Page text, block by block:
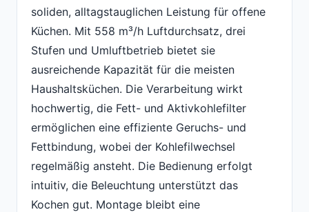
soliden, alltagstauglichen Leistung für offene
Küchen. Mit 558 m³/h Luftdurchsatz, drei
Stufen und Umluftbetrieb bietet sie
ausreichende Kapazität für die meisten
Haushaltsküchen. Die Verarbeitung wirkt
hochwertig, die Fett- und Aktivkohlefilter
ermöglichen eine effiziente Geruchs- und
Fettbindung, wobei der Kohlefilwechsel
regelmäßig ansteht. Die Bedienung erfolgt
intuitiv, die Beleuchtung unterstützt das
Kochen gut. Montage bleibt eine